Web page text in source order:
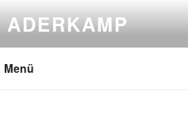
ADERKAMP
Menü